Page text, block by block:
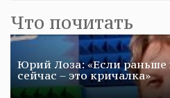
Что почитать
Юрий Лоза: «Если раньше
сейчас – это кричалка»